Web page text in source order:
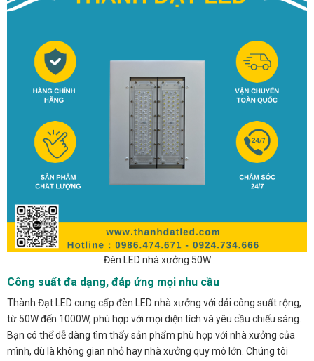
Đèn LED nhà xưởng 50W
Công suất đa dạng, đáp ứng mọi nhu cầu
Thành Đạt LED cung cấp đèn LED nhà xưởng với dải công suất rộng,
từ 50W đến 1000W, phù hợp với mọi diện tích và yêu cầu chiếu sáng.
Bạn có thể dễ dàng tìm thấy sản phẩm phù hợp với nhà xưởng của
mình, dù là không gian nhỏ hay nhà xưởng quy mô lớn. Chúng tôi